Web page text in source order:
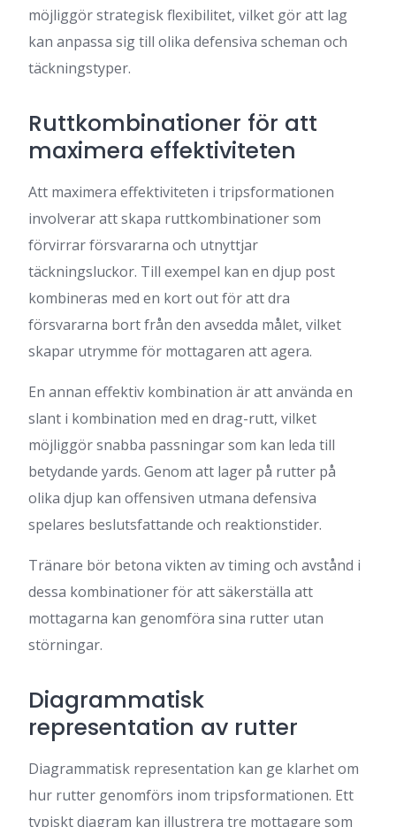
möjliggör strategisk flexibilitet, vilket gör att lag
kan anpassa sig till olika defensiva scheman och
täckningstyper.
Ruttkombinationer för att
maximera effektiviteten
Att maximera effektiviteten i tripsformationen
involverar att skapa ruttkombinationer som
förvirrar försvararna och utnyttjar
täckningsluckor. Till exempel kan en djup post
kombineras med en kort out för att dra
försvararna bort från den avsedda målet, vilket
skapar utrymme för mottagaren att agera.
En annan effektiv kombination är att använda en
slant i kombination med en drag-rutt, vilket
möjliggör snabba passningar som kan leda till
betydande yards. Genom att lager på rutter på
olika djup kan offensiven utmana defensiva
spelares beslutsfattande och reaktionstider.
Tränare bör betona vikten av timing och avstånd i
dessa kombinationer för att säkerställa att
mottagarna kan genomföra sina rutter utan
störningar.
Diagrammatisk
representation av rutter
Diagrammatisk representation kan ge klarhet om
hur rutter genomförs inom tripsformationen. Ett
typiskt diagram kan illustrera tre mottagare som